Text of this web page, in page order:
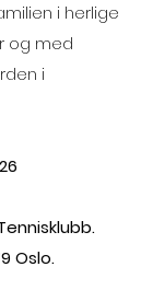
i herlige
og med
i
Oslo.